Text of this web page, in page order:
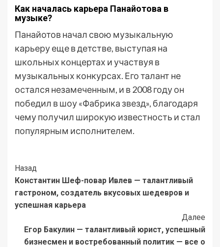
Как началась карьера Панайотова в
музыке?
Панайотов начал свою музыкальную
карьеру еще в детстве, выступая на
школьных концертах и участвуя в
музыкальных конкурсах. Его талант не
остался незамеченным, и в 2008 году он
победил в шоу «Фабрика звезд», благодаря
чему получил широкую известность и стал
популярным исполнителем.
Post
Navigation
Назад
Константин Шеф-повар Ивлев — талантливый
гастроном, создатель вкусовых шедевров и
успешная карьера
Далее
Егор Бакулин — талантливый юрист, успешный
бизнесмен и востребованный политик — все о